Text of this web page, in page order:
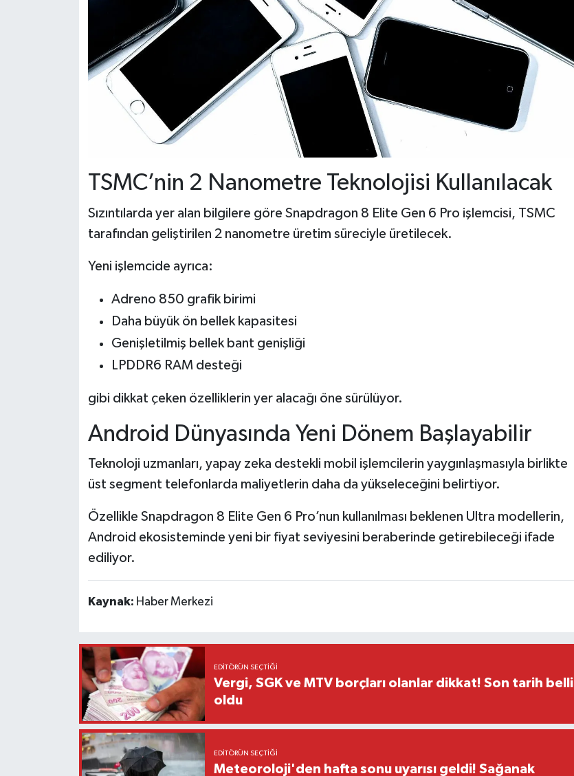
TSMC’nin 2 Nanometre Teknolojisi Kullanılacak
Sızıntılarda yer alan bilgilere göre Snapdragon 8 Elite Gen 6 Pro işlemcisi, TSMC
tarafından geliştirilen 2 nanometre üretim süreciyle üretilecek.
Yeni işlemcide ayrıca:
Adreno 850 grafik birimi
Daha büyük ön bellek kapasitesi
Genişletilmiş bellek bant genişliği
LPDDR6 RAM desteği
gibi dikkat çeken özelliklerin yer alacağı öne sürülüyor.
Android Dünyasında Yeni Dönem Başlayabilir
Teknoloji uzmanları, yapay zeka destekli mobil işlemcilerin yaygınlaşmasıyla birlikte
üst segment telefonlarda maliyetlerin daha da yükseleceğini belirtiyor.
Özellikle Snapdragon 8 Elite Gen 6 Pro’nun kullanılması beklenen Ultra modellerin,
Android ekosisteminde yeni bir fiyat seviyesini beraberinde getirebileceği ifade
ediliyor.
Kaynak: Haber Merkezi
EDITÖRÜN SEÇTIĞI
Vergi, SGK ve MTV borçları olanlar dikkat! Son tarih belli
oldu
EDITÖRÜN SEÇTIĞI
Meteoroloji'den hafta sonu uyarısı geldi! Sağanak